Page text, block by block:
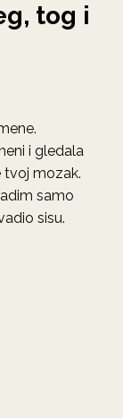
tog i
i gledala
tvoj mozak.
samo
sisu.